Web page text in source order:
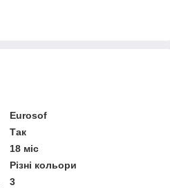
Eurosof
Так
18 міс
Різні кольори
3